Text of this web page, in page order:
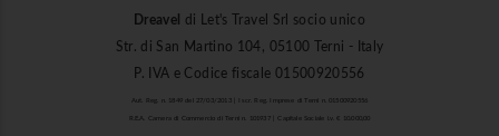
Dreavel
di Let's Travel Srl socio unico
Str. di San Martino 104, 05100 Terni - Italy
P. IVA e Codice fiscale 01500920556
Aut. Reg. n. 1849 del 27/03/2013 | Iscr. Reg. Imprese di Terni n. 01500920556
R.E.A. Camera di Commercio di Terni n. 101937 | Capitale Sociale i.v. € 10.000,00